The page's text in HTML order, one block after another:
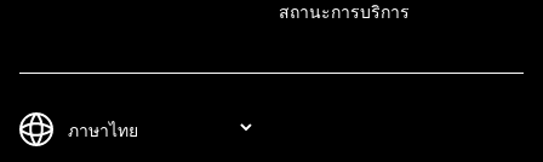
สถานะการบริการ